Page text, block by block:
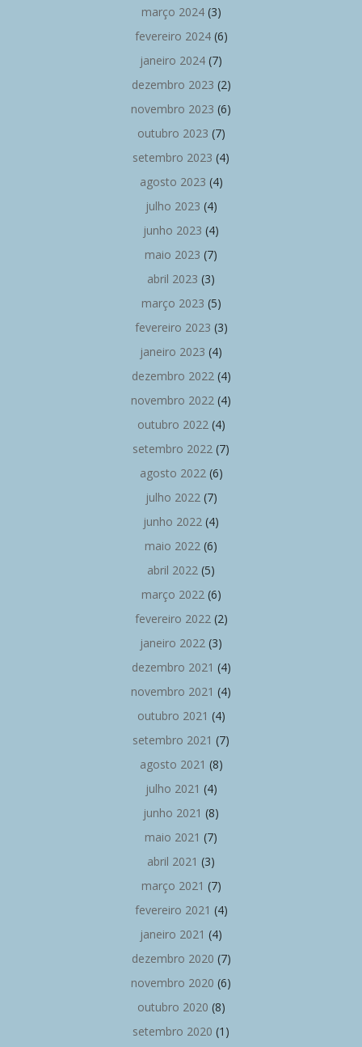
março 2024(3)
fevereiro 2024(6)
janeiro 2024 (7)
dezembro 2023 (2)
novembro 2023 (6)
outubro 2023 (7)
setembro 2023 (4)
agosto 2023 (4)
julho 2023 (4)
junho 2023 (4)
maio 2023 (7)
abril 2023 (3)
março 2023 (5)
fevereiro 2023 (3)
janeiro 2023 (4)
dezembro 2022(4)
novembro 2022 (4)
outubro 2022(4)
setembro 2022 (7)
agosto 2022(6)
julho 2022(7)
junho 2022 (4)
maio 2022 (6)
abril 2022 (5)
março 2022(6)
fevereiro 2022(2)
janeiro 2022 (3)
dezembro 2021 (4)
novembro 2021 (4)
outubro 2021 (4)
setembro 2021 (7)
agosto 2021 (8)
julho 2021 (4)
junho 2021 (8)
maio 2021 (7)
abril 2021 (3)
março 2021 (7)
fevereiro 2021 (4)
janeiro 2021 (4)
dezembro 2020 (7)
novembro 2020 (6)
outubro 2020 (8)
setembro 2020 (1)